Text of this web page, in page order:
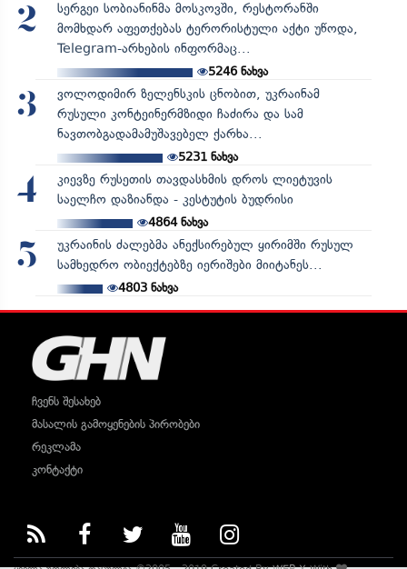
2
სერგეი სობიანინმა მოსკოვში, რესტორანში
მომხდარ აფეთქებას ტერორისტული აქტი უწოდა,
Telegram-არხების ინფორმაც...
5246ნახვა
3
ვოლოდიმირ ზელენსკის ცნობით, უკრაინამ
რუსული კონტეინერმზიდი ჩაძირა და სამ
ნავთობგადამამუშავებელ ქარხა...
5231ნახვა
4
კიევზე რუსეთის თავდასხმის დროს ლიეტუვის
საელჩო დაზიანდა - კესტუტის ბუდრისი
4864ნახვა
5
უკრაინის ძალებმა ანექსირებულ ყირიმში რუსულ
სამხედრო ობიექტებზე იერიშები მიიტანეს...
4803ნახვა
ჩვენს შესახებ
მასალის გამოყენების პირობები
რეკლამა
კონტაქტი